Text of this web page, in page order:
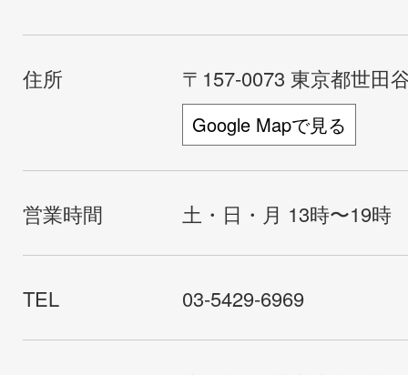
住所 〒157-0073 東京都世田
Google Mapで見る
営業時間 土・日・月 13時〜19時
TEL 03-5429-6969